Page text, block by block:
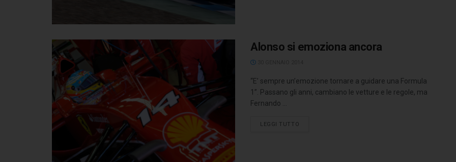
Alonso si emoziona ancora
“E’ sempre un’emozione tornare a guidare una Formula
1”. Passano gli anni, cambiano le vetture e le regole, ma
Fernando ...
LEGGI TUTTO